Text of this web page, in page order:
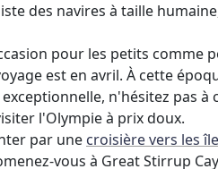
des navires à taille
pour les petits
est en avril. À cette
n'hésitez pas à
l'Olympie à prix doux.
par une croisière vers les
vous à Great Stirrup